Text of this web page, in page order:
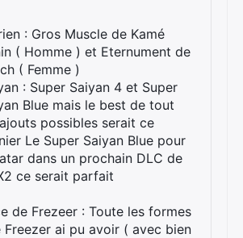
: Gros Muscle de Kamé
( Homme ) et Eternument de
( Femme )
: Super Saiyan 4 et Super
Blue mais le best de tout
possibles serait ce
Le Super Saiyan Blue pour
dans un prochain DLC de
ce serait parfait
de Frezeer : Toute les formes
Freezer ai pu avoir ( avec bien